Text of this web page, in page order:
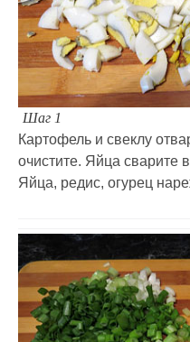
Шаг 1
Картофель и свеклу
очистите. Яйца сварите
Яйца, редис, огурец